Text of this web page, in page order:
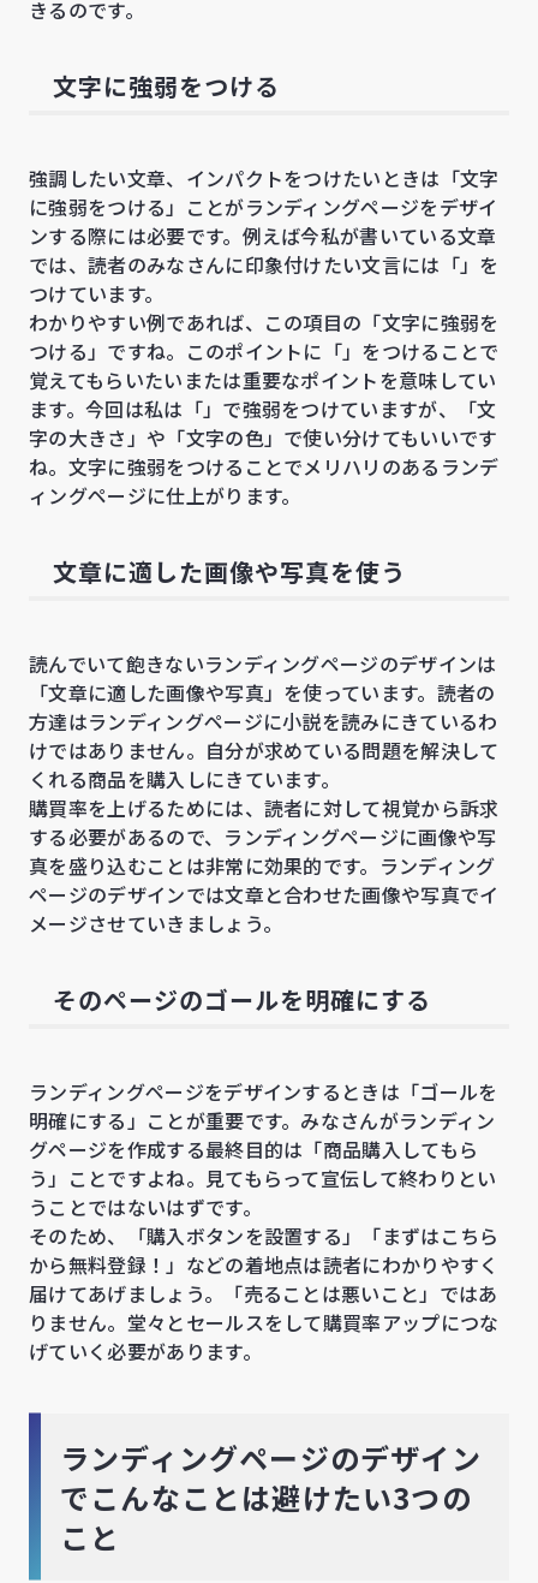
きるのです。
文字に強弱をつける
強調したい文章、インパクトをつけたいときは「文字
に強弱をつける」ことがランディングページをデザイ
ンする際には必要です。例えば今私が書いている文章
では、読者のみなさんに印象付けたい文言には「」を
つけています。
わかりやすい例であれば、この項目の「文字に強弱を
つける」ですね。このポイントに「」をつけることで
覚えてもらいたいまたは重要なポイントを意味してい
ます。今回は私は「」で強弱をつけていますが、「文
字の大きさ」や「文字の色」で使い分けてもいいです
ね。文字に強弱をつけることでメリハリのあるランデ
ィングページに仕上がります。
文章に適した画像や写真を使う
読んでいて飽きないランディングページのデザインは
「文章に適した画像や写真」を使っています。読者の
方達はランディングページに小説を読みにきているわ
けではありません。自分が求めている問題を解決して
くれる商品を購入しにきています。
購買率を上げるためには、読者に対して視覚から訴求
する必要があるので、ランディングページに画像や写
真を盛り込むことは非常に効果的です。ランディング
ページのデザインでは文章と合わせた画像や写真でイ
メージさせていきましょう。
そのページのゴールを明確にする
ランディングページをデザインするときは「ゴールを
明確にする」ことが重要です。みなさんがランディン
グページを作成する最終目的は「商品購入してもら
う」ことですよね。見てもらって宣伝して終わりとい
うことではないはずです。
そのため、「購入ボタンを設置する」「まずはこちら
から無料登録！」などの着地点は読者にわかりやすく
届けてあげましょう。「売ることは悪いこと」ではあ
りません。堂々とセールスをして購買率アップにつな
げていく必要があります。
ランディングページのデザイン
でこんなことは避けたい3つの
こと